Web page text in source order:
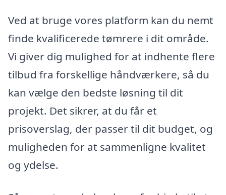
Ved at bruge vores platform kan du nemt
finde kvalificerede tømrere i dit område.
Vi giver dig mulighed for at indhente flere
tilbud fra forskellige håndværkere, så du
kan vælge den bedste løsning til dit
projekt. Det sikrer, at du får et
prisoverslag, der passer til dit budget, og
muligheden for at sammenligne kvalitet
og ydelse.